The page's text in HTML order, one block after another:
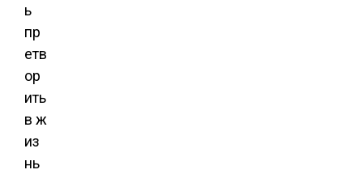
ь
пр
етв
ор
ить
в ж
из
нь